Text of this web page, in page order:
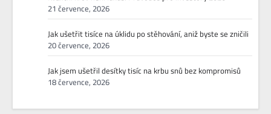
21 července, 2026
Jak ušetřit tisíce na úklidu po stěhování, aniž byste se zničili
20 července, 2026
Jak jsem ušetřil desítky tisíc na krbu snů bez kompromisů
18 července, 2026